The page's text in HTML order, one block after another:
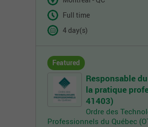
Full time
4 day(s)
Featured
Responsable
la pratique
41403)
Ordre des
Professionnels du Québec